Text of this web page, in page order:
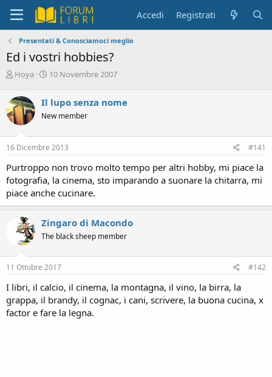
Accedi Registrati
Presentati & Conosciamoci meglio
Ed i vostri hobbies?
C
e
a
t
o
r
e
i
s
c
u
s
n
e
Hoya
D
a
d
i
n
z
i
o
10 Novembre 2007
Il lupo senza nome
New member
16 Dicembre 2013 #141
Purtroppo non trovo molto tempo per altri hobby, mi piace la
fotografia, la cinema, sto imparando a suonare la chitarra, mi
piace anche cucinare.
Zingaro di Macondo
The black sheep member
11 Ottobre 2017 #142
I libri, il calcio, il cinema, la montagna, il vino, la birra, la
grappa, il brandy, il cognac, i cani, scrivere, la buona cucina, x
factor e fare la legna.